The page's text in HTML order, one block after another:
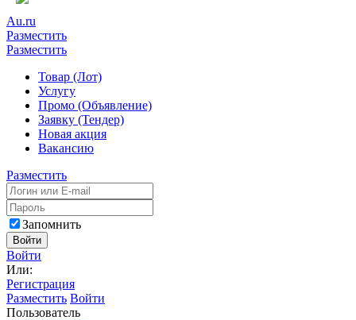
Au.ru
Разместить
Разместить
Товар (Лот)
Услугу
Промо (Объявление)
Заявку (Тендер)
Новая акция
Вакансию
Разместить
Запомнить
Войти
Войти
Или:
Регистрация
Разместить Войти
Пользователь